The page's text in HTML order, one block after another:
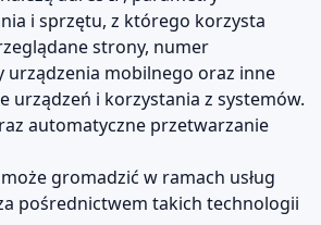
i sprzętu, z którego korzysta
strony, numer
urządzenia mobilnego oraz inne
urządzeń i korzystania z systemów.
automatyczne przetwarzanie
gromadzić w ramach usług
pośrednictwem takich technologii